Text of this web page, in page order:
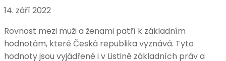
14. září 2022
Rovnost mezi muži a ženami patří k základním
hodnotám, které Česká republika vyznává. Tyto
hodnoty jsou vyjádřené i v Listině základních práv a